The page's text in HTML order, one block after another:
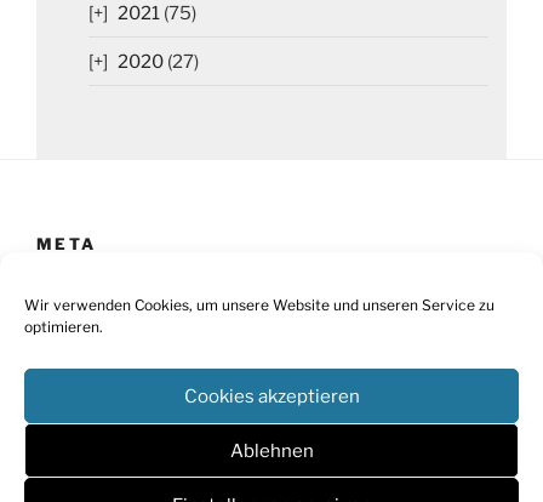
Wir verwenden Cookies, um unsere Website und unseren Service zu
optimieren.
Cookies akzeptieren
Ablehnen
2021 (75)
2020 (27)
META
Impressum
Cookie-Richtlinie